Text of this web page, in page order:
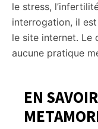
le stress,
interrogation, il
le site internet. Le
aucune pratique
EN